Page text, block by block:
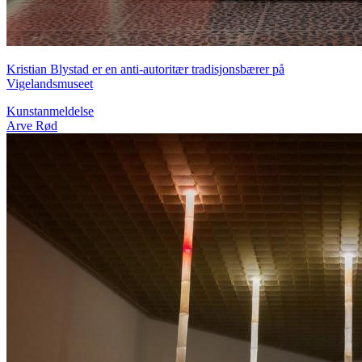
Kristian Blystad er en anti-autoritær tradisjonsbærer på
Vigelandsmuseet
Kunstanmeldelse
Arve Rød